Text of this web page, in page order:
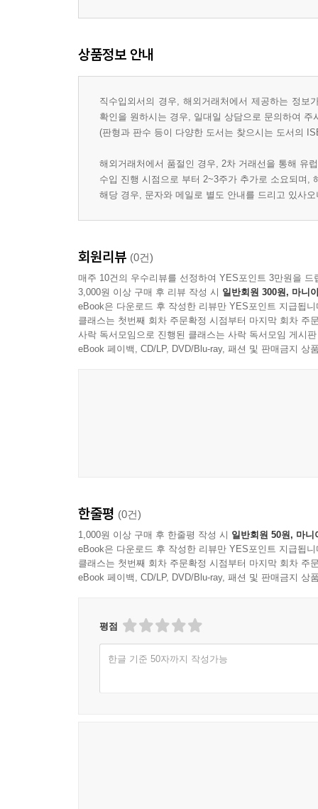
상품정보 안내
직수입외서의 경우, 해외거래처에서 제공하는 정
확인을 원하시는 경우, 일대일 상담으로 문의하여 주
(판형과 판수 등이 다양한 도서는 찾으시는 도서의
해외거래처에서 품절인 경우, 2차 거래선을 통해 유
수입 진행 시점으로 부터 2~3주가 추가로 소요되며,
해당 경우, 문자와 메일로 별도 안내를 드리고 있사
회원리뷰 (0건)
매주 10건의 우수리뷰를 선정하여 YES포인트 3만원을 드
3,000원 이상 구매 후 리뷰 작성 시 일반회원 300원, 마니
eBook은 다운로드 후 작성한 리뷰만 YES포인트 지급됩니
클래스는 첫번째 회차 주문확정 시점부터 마지막 회차 주
사락 독서모임으로 진행된 클래스는 사락 독서모임 게시
eBook 페이백, CD/LP, DVD/Blu-ray, 패션 및 판매금지 상
한줄평 (0건)
1,000원 이상 구매 후 한줄평 작성 시 일반회원 50원, 마니
eBook은 다운로드 후 작성한 리뷰만 YES포인트 지급됩니
클래스는 첫번째 회차 주문확정 시점부터 마지막 회차 주
eBook 페이백, CD/LP, DVD/Blu-ray, 패션 및 판매금지 상
평점
한글 기준 50자까지 작성가능